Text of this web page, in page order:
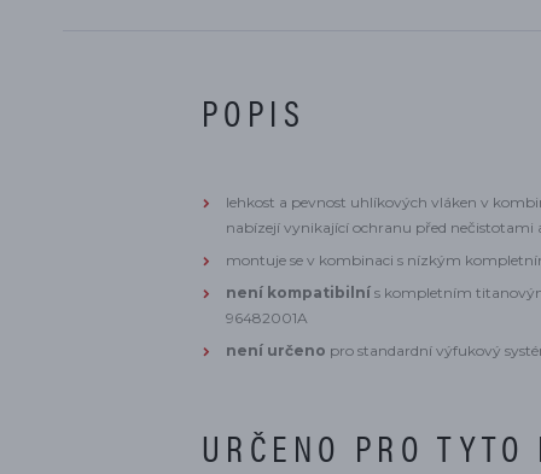
POPIS
lehkost a pevnost uhlíkových vláken v
nabízejí vynikající ochranu před
montuje se v kombinaci s nízkým
není kompatibilní s kompletním
96482001A
není určeno pro standardní výfukový
URČENO PRO TYTO